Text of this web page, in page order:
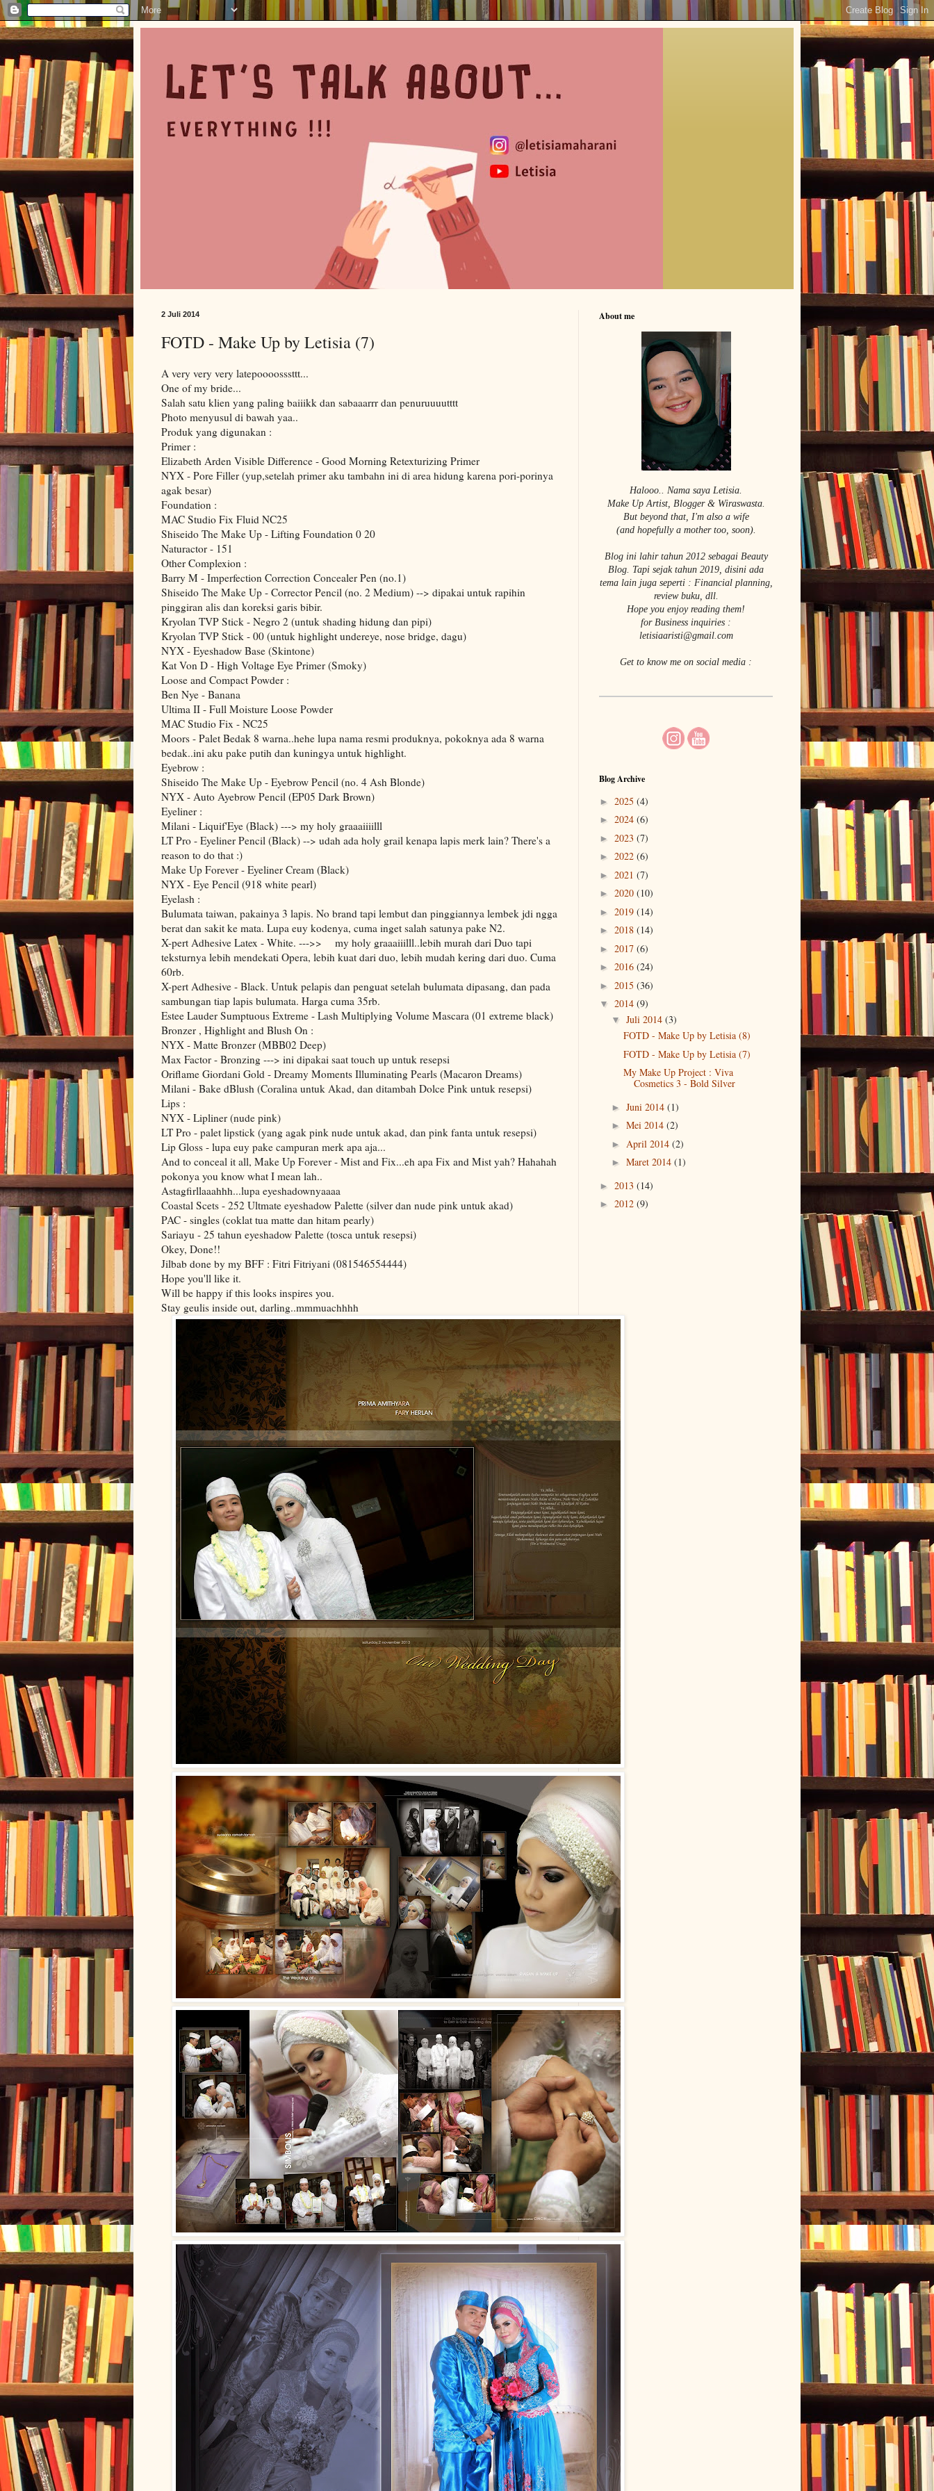
2 Juli 2014
FOTD - Make Up by Letisia (7)
A very very very latepoooosssttt...
One of my bride...
Salah satu klien yang paling baiiikk dan sabaaarrr dan penuruuuutttt
Photo menyusul di bawah yaa..
Produk yang digunakan :
Primer :
Elizabeth Arden Visible Difference - Good Morning Retexturizing Primer
NYX - Pore Filler (yup,setelah primer aku tambahn ini di area hidung karena pori-porinya
agak besar)
Foundation :
MAC Studio Fix Fluid NC25
Shiseido The Make Up - Lifting Foundation 0 20
Naturactor - 151
Other Complexion :
Barry M - Imperfection Correction Concealer Pen (no.1)
Shiseido The Make Up - Corrector Pencil (no. 2 Medium) --> dipakai untuk rapihin
pinggiran alis dan koreksi garis bibir.
Kryolan TVP Stick - Negro 2 (untuk shading hidung dan pipi)
Kryolan TVP Stick - 00 (untuk highlight undereye, nose bridge, dagu)
NYX - Eyeshadow Base (Skintone)
Kat Von D - High Voltage Eye Primer (Smoky)
Loose and Compact Powder :
Ben Nye - Banana
Ultima II - Full Moisture Loose Powder
MAC Studio Fix - NC25
Moors - Palet Bedak 8 warna..hehe lupa nama resmi produknya, pokoknya ada 8 warna
bedak..ini aku pake putih dan kuningya untuk highlight.
Eyebrow :
Shiseido The Make Up - Eyebrow Pencil (no. 4 Ash Blonde)
NYX - Auto Ayebrow Pencil (EP05 Dark Brown)
Eyeliner :
Milani - Liquif'Eye (Black) ---> my holy graaaiiiilll
LT Pro - Eyeliner Pencil (Black) --> udah ada holy grail kenapa lapis merk lain? There's a
reason to do that :)
Make Up Forever - Eyeliner Cream (Black)
NYX - Eye Pencil (918 white pearl)
Eyelash :
Bulumata taiwan, pakainya 3 lapis. No brand tapi lembut dan pinggiannya lembek jdi ngga
berat dan sakit ke mata. Lupa euy kodenya, cuma inget salah satunya pake N2.
X-pert Adhesive Latex - White. --->> my holy graaaiiilll..lebih murah dari Duo tapi
teksturnya lebih mendekati Opera, lebih kuat dari duo, lebih mudah kering dari duo. Cuma
60rb.
X-pert Adhesive - Black. Untuk pelapis dan penguat setelah bulumata dipasang, dan pada
sambungan tiap lapis bulumata. Harga cuma 35rb.
Estee Lauder Sumptuous Extreme - Lash Multiplying Volume Mascara (01 extreme black)
Bronzer , Highlight and Blush On :
NYX - Matte Bronzer (MBB02 Deep)
Max Factor - Bronzing ---> ini dipakai saat touch up untuk resepsi
Oriflame Giordani Gold - Dreamy Moments Illuminating Pearls (Macaron Dreams)
Milani - Bake dBlush (Coralina untuk Akad, dan ditambah Dolce Pink untuk resepsi)
Lips :
NYX - Lipliner (nude pink)
LT Pro - palet lipstick (yang agak pink nude untuk akad, dan pink fanta untuk resepsi)
Lip Gloss - lupa euy pake campuran merk apa aja...
And to conceal it all, Make Up Forever - Mist and Fix...eh apa Fix and Mist yah? Hahahah
pokonya you know what I mean lah..
Astagfirllaaahhh...lupa eyeshadownyaaaa
Coastal Scets - 252 Ultmate eyeshadow Palette (silver dan nude pink untuk akad)
PAC - singles (coklat tua matte dan hitam pearly)
Sariayu - 25 tahun eyeshadow Palette (tosca untuk resepsi)
Okey, Done!!
Jilbab done by my BFF : Fitri Fitriyani (081546554444)
Hope you'll like it.
Will be happy if this looks inspires you.
Stay geulis inside out, darling..mmmuachhhh
About me
Halooo.. Nama saya Letisia.
Make Up Artist, Blogger & Wiraswasta.
But beyond that, I'm also a wife
(and hopefully a mother too, soon).
Blog ini lahir tahun 2012 sebagai Beauty
Blog. Tapi sejak tahun 2019, disini ada
tema lain juga seperti : Financial planning,
review buku, dll.
Hope you enjoy reading them!
for Business inquiries :
letisiaaristi@gmail.com
Get to know me on social media :
Blog Archive
► 2025 (4)
► 2024 (6)
► 2023 (7)
► 2022 (6)
► 2021 (7)
► 2020 (10)
► 2019 (14)
► 2018 (14)
► 2017 (6)
► 2016 (24)
► 2015 (36)
▼ 2014 (9)
▼ Juli 2014 (3)
FOTD - Make Up by Letisia (8)
FOTD - Make Up by Letisia (7)
My Make Up Project : Viva
Cosmetics 3 - Bold Silver
► Juni 2014 (1)
► Mei 2014 (2)
► April 2014 (2)
► Maret 2014 (1)
► 2013 (14)
► 2012 (9)